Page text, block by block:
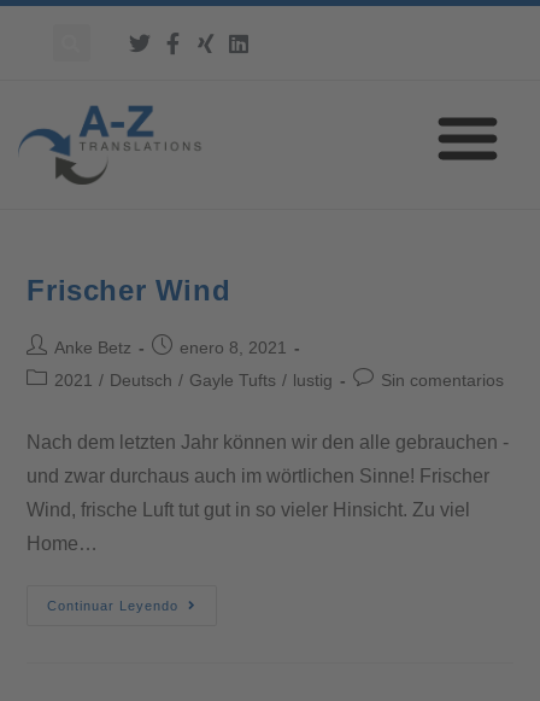
Frischer Wind
Anke Betz
enero 8, 2021
2021 / Deutsch / Gayle Tufts / lustig Sin comentarios
Nach dem letzten Jahr können wir den alle gebrauchen -
und zwar durchaus auch im wörtlichen Sinne! Frischer
Wind, frische Luft tut gut in so vieler Hinsicht. Zu viel
Home…
Continuar Leyendo